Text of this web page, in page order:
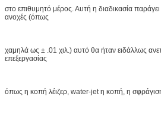
στο επιθυμητό μέρος. Αυτή η διαδικασία
ανοχές (όπως
χαμηλά ως ± .01 χιλ.) αυτό θα ήταν ειδάλλως
επεξεργασίας
όπως η κοπή λέιζερ, water-jet η κοπή, η